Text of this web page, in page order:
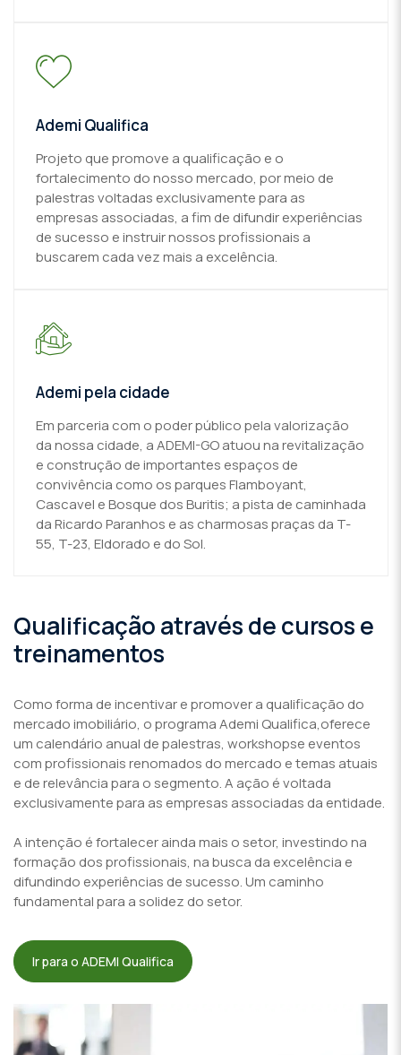
Ademi Qualifica
Projeto que promove a qualificação e o
fortalecimento do nosso mercado, por meio de
palestras voltadas exclusivamente para as
empresas associadas, a fim de difundir experiências
de sucesso e instruir nossos profissionais a
buscarem cada vez mais a excelência.
Ademi pela cidade
Em parceria com o poder público pela valorização
da nossa cidade, a ADEMI-GO atuou na revitalização
e construção de importantes espaços de
convivência como os parques Flamboyant,
Cascavel e Bosque dos Buritis; a pista de caminhada
da Ricardo Paranhos e as charmosas praças da T-
55, T-23, Eldorado e do Sol.
Qualificação através de cursos e
treinamentos
Como forma de incentivar e promover a qualificação do
mercado imobiliário, o programa Ademi Qualifica,oferece
um calendário anual de palestras, workshopse eventos
com profissionais renomados do mercado e temas atuais
e de relevância para o segmento. A ação é voltada
exclusivamente para as empresas associadas da entidade.
A intenção é fortalecer ainda mais o setor, investindo na
formação dos profissionais, na busca da excelência e
difundindo experiências de sucesso. Um caminho
fundamental para a solidez do setor.
Ir para o ADEMI Qualifica